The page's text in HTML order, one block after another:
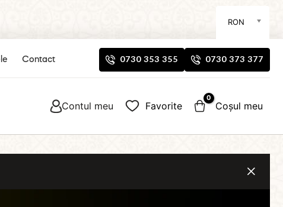
RON
Contact 0730 353 355 0730 373 377
Contul meu Favorite Coșul meu